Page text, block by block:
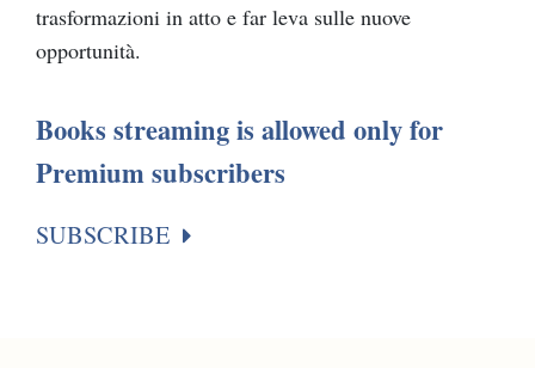
trasformazioni in atto e far leva sulle nuove
opportunità.
Books streaming is allowed only for
Premium subscribers
SUBSCRIBE